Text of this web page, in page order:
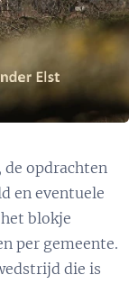
de opdrachten
en eventuele
blokje
per gemeente.
die is